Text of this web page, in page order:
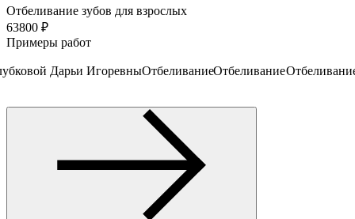
Отбеливание зубов для взрослых
63800 ₽
Примеры работ
Дарьи ИгоревныОтбеливаниеОтбеливание